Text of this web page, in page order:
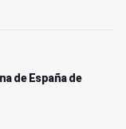
de España de